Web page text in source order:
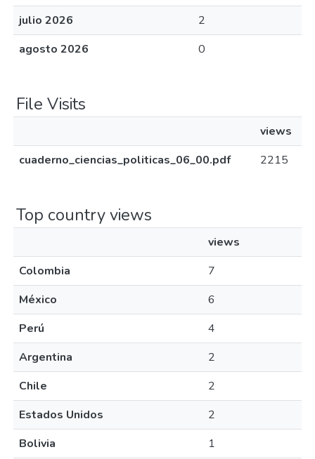
julio 2026
2
agosto 2026
0
File Visits
views
cuaderno_ciencias_politicas_06_00.pdf
2215
Top country views
views
Colombia
7
México
6
Perú
4
Argentina
2
Chile
2
Estados Unidos
2
Bolivia
1